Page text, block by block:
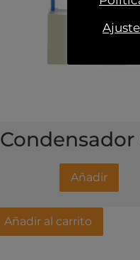
Condensador
Añadir
Añadir al carrito